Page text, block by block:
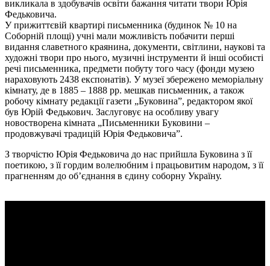
викликала в здобувачів освіти бажання читати твори Юрія
Федьковича.
У прижиттєвій квартирі письменника (будинок № 10 на
Соборній площі) учні мали можливість побачити перші
видання славетного краянина, документи, світлини, наукові та
художні твори про нього, музичні інструменти й інші особисті
речі письменника, предмети побуту того часу (фонди музею
нараховують 2438 експонатів). У музеї збережено меморіальну
кімнату, де в 1885 – 1888 рр. мешкав письменник, а також
робочу кімнату редакції газети „Буковина”, редактором якої
був Юрій Федькович. Заслуговує на особливу увагу
новостворена кімната „Письменники Буковини –
продовжувачі традицій Юрія Федьковича”.
З творчістю Юрія Федьковича до нас прийшла Буковина з її
поетикою, з її гордим волелюбним і працьовитим народом, з її
прагненням до об’єднання в єдину соборну Україну.